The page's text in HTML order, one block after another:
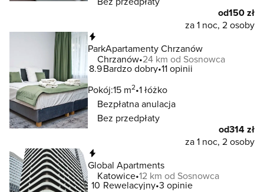
od150 zł
za 1 noc, 2 osoby
ParkApartamenty Chrzanów
Chrzanów 24 km od Sosnowca
8.9Bardzo dobry 11 opinii
Pokój:15 m2 1 łóżko
Bezpłatna anulacja
Bez przedpłaty
od314 zł
za 1 noc, 2 osoby
Global Apartments
Katowice 12 km od Sosnowca
10 Rewelacyjny 3 opinie